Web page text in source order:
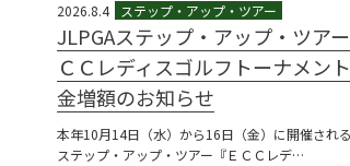
2026.8.4
JLPGAステップ・アップ・ツア
ＣＣレディスゴルフトーナメン
金増額のお知らせ
本年10月14日（水）から16日（金）に開催され
ステップ・アップ・ツアー『ＥＣＣレデ…